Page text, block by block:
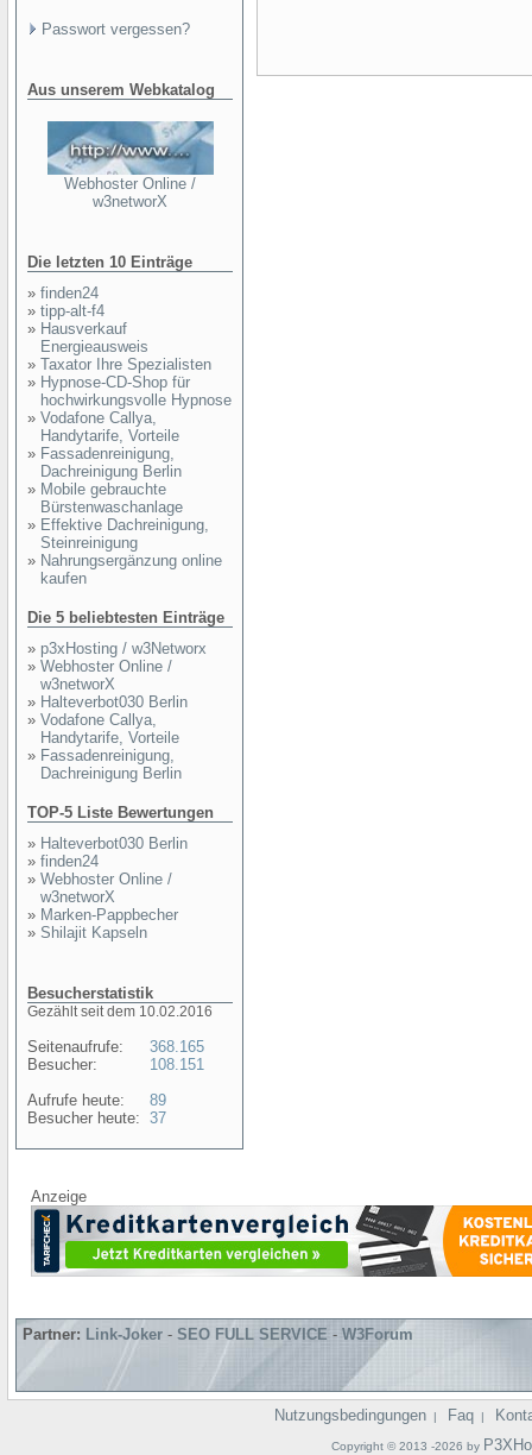
Passwort vergessen?
Aus unserem Webkatalog
Webhoster Online /
w3networX
Die letzten 10 Einträge
» finden24
» tipp-alt-f4
» Hausverkauf
Energieausweis
» Taxator Ihre Spezialisten
» Hypnose-CD-Shop für
hochwirkungsvolle Hypnose
» Vodafone Callya,
Handytarife, Vorteile
» Fassadenreinigung,
Dachreinigung Berlin
» Mobile gebrauchte
Bürstenwaschanlage
» Effektive Dachreinigung,
Steinreinigung
» Nahrungsergänzung online
kaufen
Die 5 beliebtesten Einträge
» p3xHosting / w3Networx
» Webhoster Online /
w3networX
» Halteverbot030 Berlin
» Vodafone Callya,
Handytarife, Vorteile
» Fassadenreinigung,
Dachreinigung Berlin
TOP-5 Liste Bewertungen
» Halteverbot030 Berlin
» finden24
» Webhoster Online /
w3networX
» Marken-Pappbecher
» Shilajit Kapseln
Besucherstatistik
Gezählt seit dem 10.02.2016
Seitenaufrufe:
Besucher:
Aufrufe heute:
Besucher heute:
368.165
108.151
89
37
Anzeige
Partner: Link-Joker - SEO FULL SERVICE - W3Forum
Nutzungsbedingungen | Faq |
Copyright © 2013 -2026 by